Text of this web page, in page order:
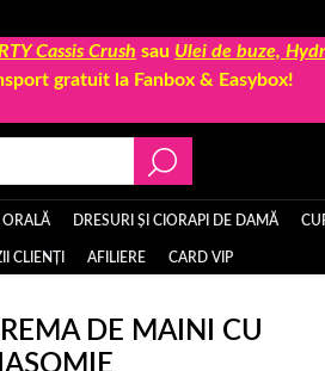
Cassis Crush sau Ulei de buze,
gratuit la Fanbox & Easybox!
ORALĂ DRESURI ȘI CIORAPI DE DAMĂ
CLIENȚI AFILIERE CARD VIP
DE MAINI CU